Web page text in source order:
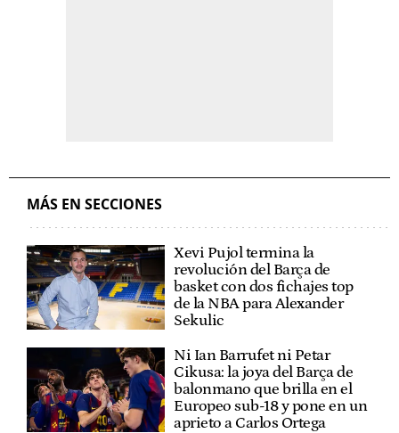
MÁS EN SECCIONES
Xevi Pujol termina la
revolución del Barça de
basket con dos fichajes top
de la NBA para Alexander
Sekulic
Ni Ian Barrufet ni Petar
Cikusa: la joya del Barça de
balonmano que brilla en el
Europeo sub-18 y pone en un
aprieto a Carlos Ortega